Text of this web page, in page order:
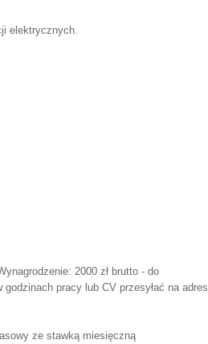
elektrycznych.
2000 zł brutto - do
pracy lub CV przesyłać na adres
ze stawką miesięczną